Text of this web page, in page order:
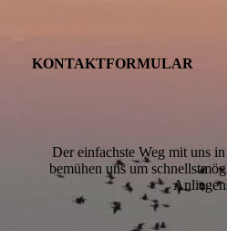
KONTAKTFORMULAR
Der einfachste Weg mit uns
bemühen uns um